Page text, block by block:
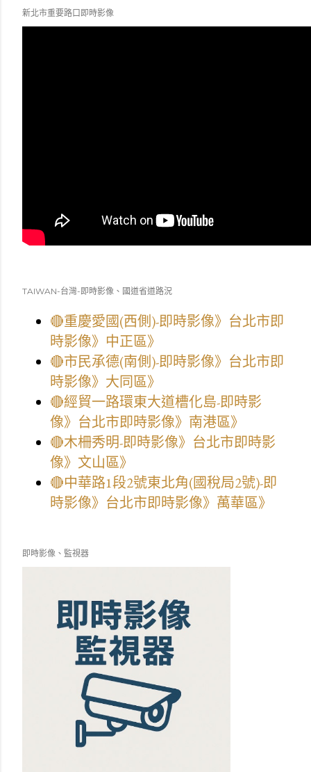
新北市重要路口即時影像
TAIWAN-台灣-即時影像、國道省道路況
🔴重慶愛國(西側)-即時影像》台北市即
時影像》中正區》
🔴市民承德(南側)-即時影像》台北市即
時影像》大同區》
🔴經貿一路環東大道槽化島-即時影
像》台北市即時影像》南港區》
🔴木柵秀明-即時影像》台北市即時影
像》文山區》
🔴中華路1段2號東北角(國稅局2號)-即
時影像》台北市即時影像》萬華區》
即時影像、監視器